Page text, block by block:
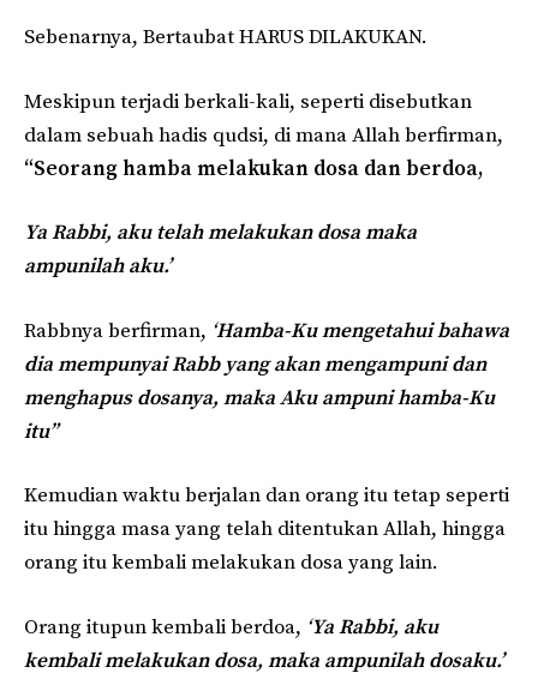
Sebenarnya, Bertaubat HARUS DILAKUKAN.
Meskipun terjadi berkali-kali, seperti disebutkan
dalam sebuah hadis qudsi, di mana Allah berfirman,
“Seorang hamba melakukan dosa dan berdoa,
Ya Rabbi, aku telah melakukan dosa maka
ampunilah aku.’
Rabbnya berfirman, ‘Hamba-Ku mengetahui bahawa
dia mempunyai Rabb yang akan mengampuni dan
menghapus dosanya, maka Aku ampuni hamba-Ku
itu”
Kemudian waktu berjalan dan orang itu tetap seperti
itu hingga masa yang telah ditentukan Allah, hingga
orang itu kembali melakukan dosa yang lain.
Orang itupun kembali berdoa, ‘Ya Rabbi, aku
kembali melakukan dosa, maka ampunilah dosaku.’